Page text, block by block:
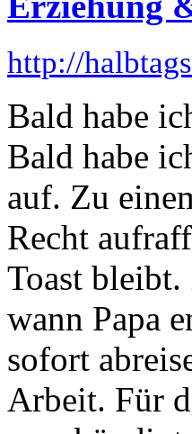
http://
Bald habe
Bald habe
auf. Zu
Recht
Toast
wann Papa
sofort
Arbeit. Für